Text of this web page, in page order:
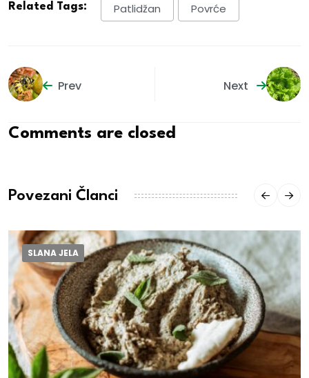
Related Tags: Patlidžan Povrće
Prev Next
Comments are closed
Povezani Članci
SLANA JELA